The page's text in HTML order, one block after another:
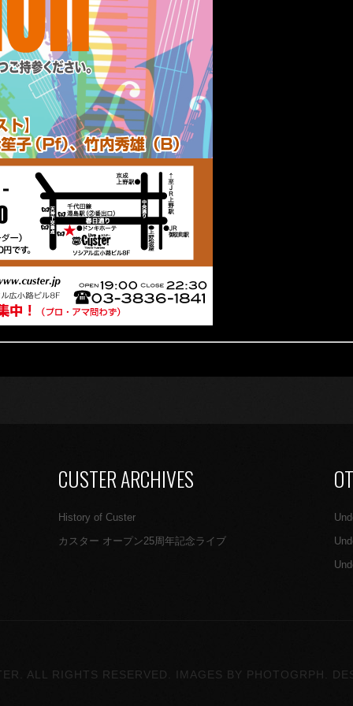
CUSTER ARCHIVES
History of Custer
カスター オープン25周年記念ライブ
ALL RIGHTS RESERVED. IMAGES BY PHOTOGRPH .